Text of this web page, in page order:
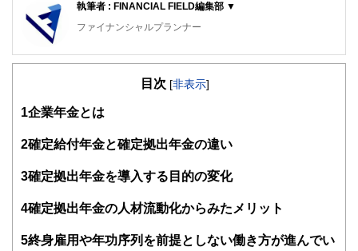
執筆者 : FINANCIAL FIELD編集部 ▼
ファイナンシャルプランナー
FinancialField編集部は、金融、経済に関する記事を、日々
知識がない方でも理解できるようわかりやすく発信していま
得者を中心に「お金や暮らし」に関する書籍・雑誌の編集経
験者で構成され、企画立案から記事掲載まですべての工程に
関わることで、読者目線のコンテンツを追求しています。
護士、税理士、宅地建物取引士、相続診断士、住宅ローンア
士、行政書士、投資アナリスト、キャリアコンサルタントな
目次 [非表示]
1企業年金とは
2確定給付年金と確定拠出年金の違い
3確定拠出年金を導入する目的の変化
4確定拠出年金の人材流動化からみたメリット
5終身雇用や年功序列を前提としない働き方が進んでい